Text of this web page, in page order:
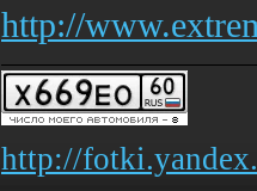
http://
http://